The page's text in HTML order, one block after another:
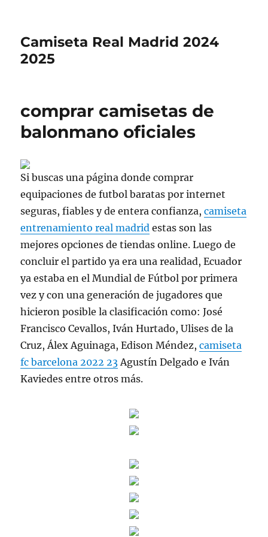
Camiseta Real Madrid 2024
2025
comprar camisetas de
balonmano oficiales
Si buscas una página donde comprar
equipaciones de futbol baratas por internet
seguras, fiables y de entera confianza,camiseta
entrenamiento real madrid estas son las
mejores opciones de tiendas online. Luego de
concluir el partido ya era una realidad, Ecuador
ya estaba en el Mundial de Fútbol por primera
vez y con una generación de jugadores que
hicieron posible la clasificación como: José
Francisco Cevallos, Iván Hurtado, Ulises de la
Cruz, Álex Aguinaga, Edison Méndez,camiseta
fc barcelona 2022 23Agustín Delgado e Iván
Kaviedes entre otros más.